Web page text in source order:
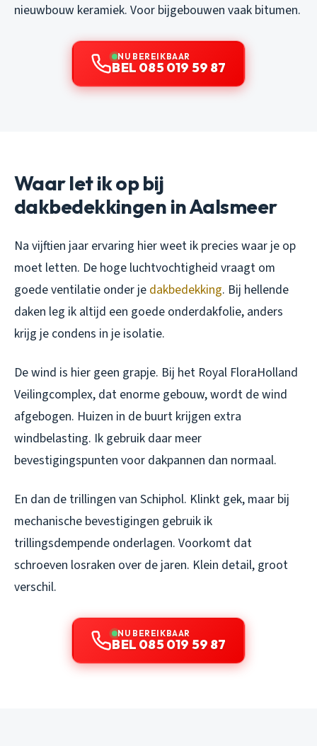
nieuwbouw keramiek. Voor bijgebouwen vaak bitumen.
NU BEREIKBAAR
BEL 085 019 59 87
Waar let ik op bij
dakbedekkingen in Aalsmeer
Na vijftien jaar ervaring hier weet ik precies waar je op
moet letten. De hoge luchtvochtigheid vraagt om
goede ventilatie onder je dakbedekking. Bij hellende
daken leg ik altijd een goede onderdakfolie, anders
krijg je condens in je isolatie.
De wind is hier geen grapje. Bij het Royal FloraHolland
Veilingcomplex, dat enorme gebouw, wordt de wind
afgebogen. Huizen in de buurt krijgen extra
windbelasting. Ik gebruik daar meer
bevestigingspunten voor dakpannen dan normaal.
En dan de trillingen van Schiphol. Klinkt gek, maar bij
mechanische bevestigingen gebruik ik
trillingsdempende onderlagen. Voorkomt dat
schroeven losraken over de jaren. Klein detail, groot
verschil.
NU BEREIKBAAR
BEL 085 019 59 87